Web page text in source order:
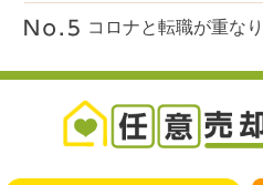
コロナと転職が重な